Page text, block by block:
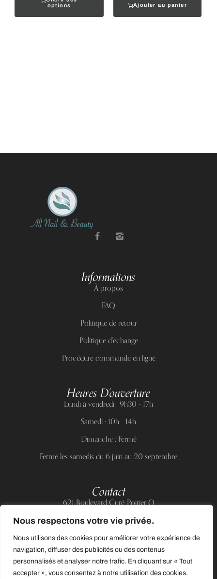
Nous respectons votre vie privée.
Nous utilisons des cookies pour améliorer votre expérience de
navigation, diffuser des publicités ou des contenus
personnalisés et analyser notre trafic. En cliquant sur « Tout
accepter », vous consentez à notre utilisation des cookies.
options
Ajouter au panier
Informations
À propos
FAQ
Politique de retour
Politique d'échange
Procédure commande en ligne
Heures D'ouverture
Lundi à vendredi : 9h30 - 17h
Samedi : 10h - 14h
Dimanche : Fermé
Fermé les samedis du 6 juin au 20 septembre
Contact
621 Boulevard Curé-Poirier O
Courriel :support@allnailandbeauty.com